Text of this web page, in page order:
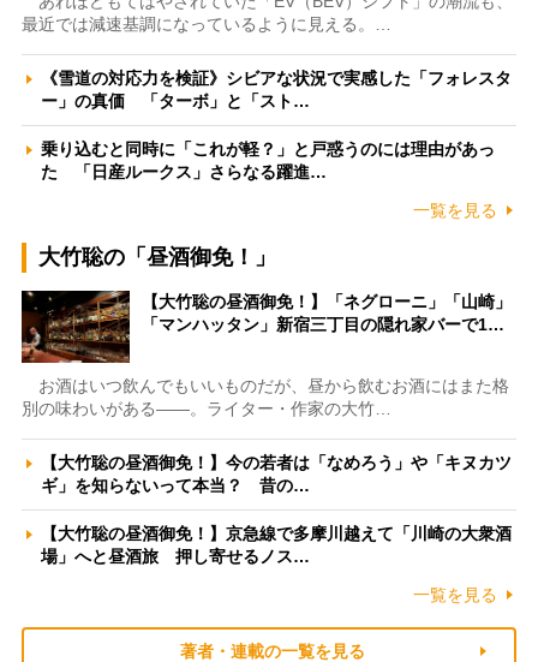
最近では減速基調になっているように見える。…
《雪道の対応力を検証》シビアな状況で実感した「フォレスタ
ー」の真価 「ターボ」と「スト…
乗り込むと同時に「これが軽？」と戸惑うのには理由があっ
た 「日産ルークス」さらなる躍進…
一覧を見る
大竹聡の「昼酒御免！」
【大竹聡の昼酒御免！】「ネグローニ」「山崎」
「マンハッタン」新宿三丁目の隠れ家バーで1…
お酒はいつ飲んでもいいものだが、昼から飲むお酒にはまた格
別の味わいがある――。ライター・作家の大竹…
【大竹聡の昼酒御免！】今の若者は「なめろう」や「キヌカツ
ギ」を知らないって本当？ 昔の…
【大竹聡の昼酒御免！】京急線で多摩川越えて「川崎の大衆酒
場」へと昼酒旅 押し寄せるノス…
一覧を見る
著者・連載の一覧を見る